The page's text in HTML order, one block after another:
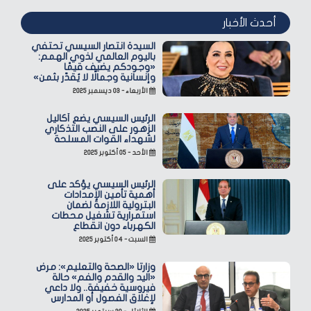
أحدث الأخبار
السيدة انتصار السيسي تحتفي
باليوم العالمي لذوي الهمم:
«وجودكم يضيف قيمًا
وإنسانية وجمالًا لا يُقدّر بثمن»
الأربعاء - ٠٣ ديسمبر ٢٠٢٥
الرئيس السيسي يضع أكاليل
الزهور على النصب التذكاري
لشهداء القوات المسلحة
الأحد - ٠٥ أكتوبر ٢٠٢٥
الرئيس السيسي يؤكد على
أهمية تأمين الإمدادات
البترولية اللازمة لضمان
استمرارية تشغيل محطات
الكهرباء دون انقطاع
السبت - ٠٤ أكتوبر ٢٠٢٥
وزارتا «الصحة والتعليم»: مرض
«اليد والقدم والفم» حالة
فيروسية خفيفة.. ولا داعي
لإغلاق الفصول أو المدارس